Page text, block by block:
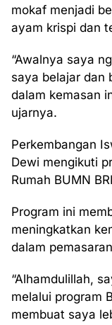
mokaf menjadi
ayam krispi dan
“Awalnya saya
saya belajar dan
dalam kemasan
ujarnya.
Perkembangan
Dewi mengikuti
Rumah BUMN
Program ini
meningkatkan
dalam
“Alhamdulillah,
melalui program
membuat saya